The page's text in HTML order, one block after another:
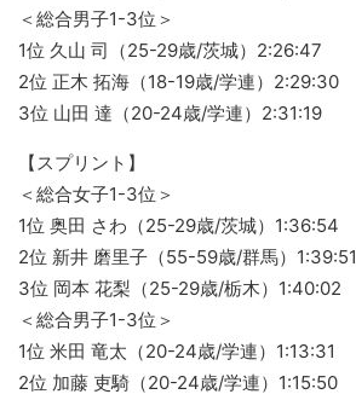
＜総合男子1-3位＞
1位 久山 司（25-29歳/茨城）2:26:47
2位 正木 拓海（18-19歳/学連）2:29:30
3位 山田 達（20-24歳/学連）2:31:19
【スプリント】
＜総合女子1-3位＞
1位 奥田 さわ（25-29歳/茨城）1:36:54
2位 新井 磨里子（55-59歳/群馬）1:39:51
3位 岡本 花梨（25-29歳/栃木）1:40:02
＜総合男子1-3位＞
1位 米田 竜太（20-24歳/学連）1:13:31
2位 加藤 吏騎（20-24歳/学連）1:15:50